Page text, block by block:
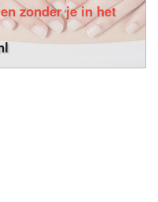
zonder je in het